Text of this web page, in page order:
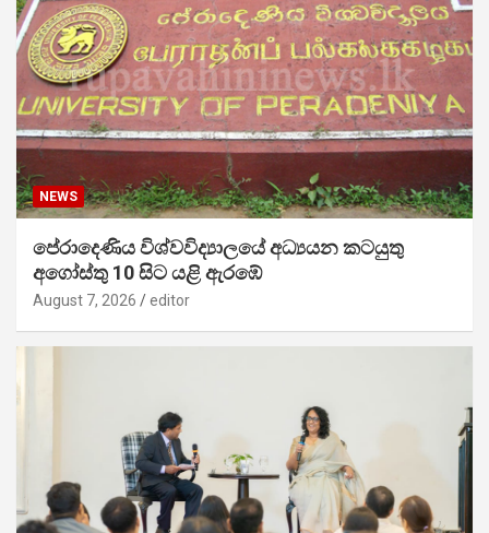
NEWS
පේරාදෙණිය විශ්වවිද්‍යාලයේ අධ්‍යයන කටයුතු
අගෝස්තු 10 සිට යළි ඇරඹේ
August 7, 2026 editor